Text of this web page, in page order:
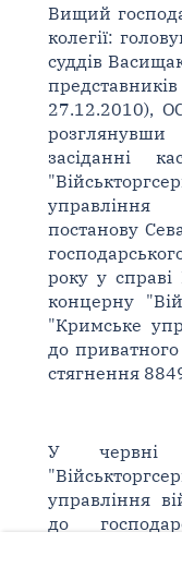
Вищий
колегії:
суддів
27.12.2010),
засіданні
управління
постанову
року у
концерну
"Кримське
до
стягнення
У червні
управління
до
Республіки